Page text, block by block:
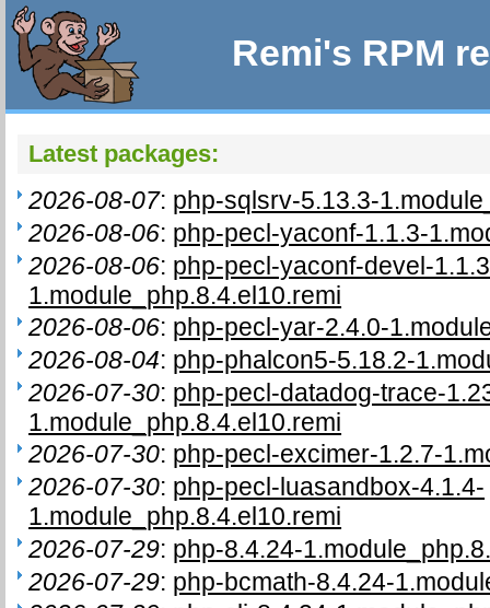
Remi's RPM
Latest packages:
2026-08-07: php-sqlsrv-5.13.3-
2026-08-06: php-pecl-yaconf-1.1.3-
2026-08-06: php-pecl-yaconf-devel-
1.module_php.8.4.el10.remi
2026-08-06: php-pecl-yar-2.4.0-
2026-08-04: php-phalcon5-5.18.2-
2026-07-30: php-pecl-datadog-trace-
1.module_php.8.4.el10.remi
2026-07-30: php-pecl-excimer-1.2.7-
2026-07-30: php-pecl-luasandbox-4.1.4-
1.module_php.8.4.el10.remi
2026-07-29: php-8.4.24-
2026-07-29: php-bcmath-8.4.24-